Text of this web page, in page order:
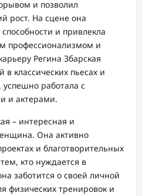
и позволил
рост. На сцене она
и привлекла
профессионализмом и
Регина Збарская
классических пьесах и
успешно работала с
и актерами.
– интересная и
Она активно
и благотворительных
кто нуждается в
заботится о своей личной
физических тренировок и